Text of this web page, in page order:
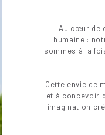
Au cœur de
humaine :
sommes à la
Cette envie de
et à concevoir
imagination